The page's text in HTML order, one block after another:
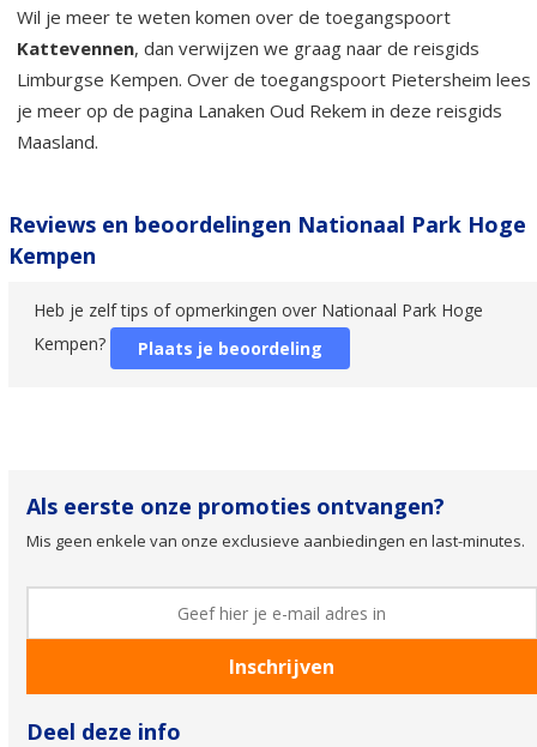
Wil je meer te weten komen over de toegangspoort
Kattevennen, dan verwijzen we graag naar de reisgids
Limburgse Kempen. Over de toegangspoort Pietersheim lees
je meer op de pagina Lanaken Oud Rekem in deze reisgids
Maasland.
Reviews en beoordelingen Nationaal Park Hoge
Kempen
Heb je zelf tips of opmerkingen over Nationaal Park Hoge
Kempen?
Plaats je beoordeling
Als eerste onze promoties ontvangen?
Mis geen enkele van onze exclusieve aanbiedingen en last-minutes.
Deel deze info